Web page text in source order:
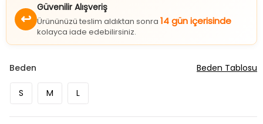
↩
Güvenilir Alışveriş
Ürününüzü teslim aldıktan sonra 14 gün içerisinde
kolayca iade edebilirsiniz.
Beden
S M L
Beden Tablosu